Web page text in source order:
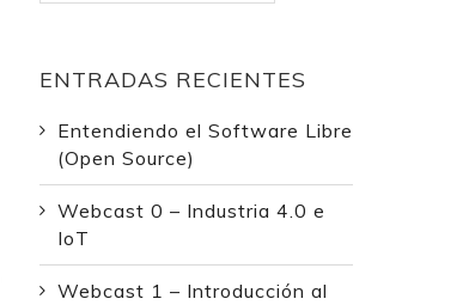
ENTRADAS RECIENTES
Entendiendo el Software Libre
(Open Source)
Webcast 0 – Industria 4.0 e
IoT
Webcast 1 – Introducción al